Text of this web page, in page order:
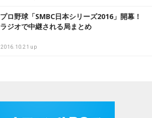
プロ野球「SMBC日本シリーズ2016」開幕！
ラジオで中継される局まとめ
2016.10.21 up